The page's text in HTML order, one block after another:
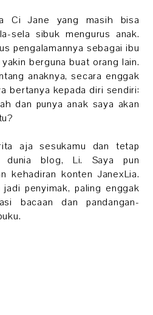
Ci Jane yang masih bisa
sela sibuk mengurus anak.
pengalamannya sebagai ibu
berguna buat orang lain.
anaknya, secara enggak
bertanya kepada diri sendiri:
dan punya anak saya akan
aja sesukamu dan tetap
dunia blog, Li. Saya pun
kehadiran konten JanexLia.
penyimak, paling enggak
bacaan dan pandangan-